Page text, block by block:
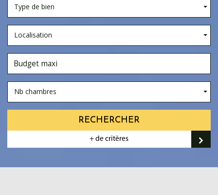
Type de bien
Localisation
Nb chambres
RECHERCHER
+ de critères